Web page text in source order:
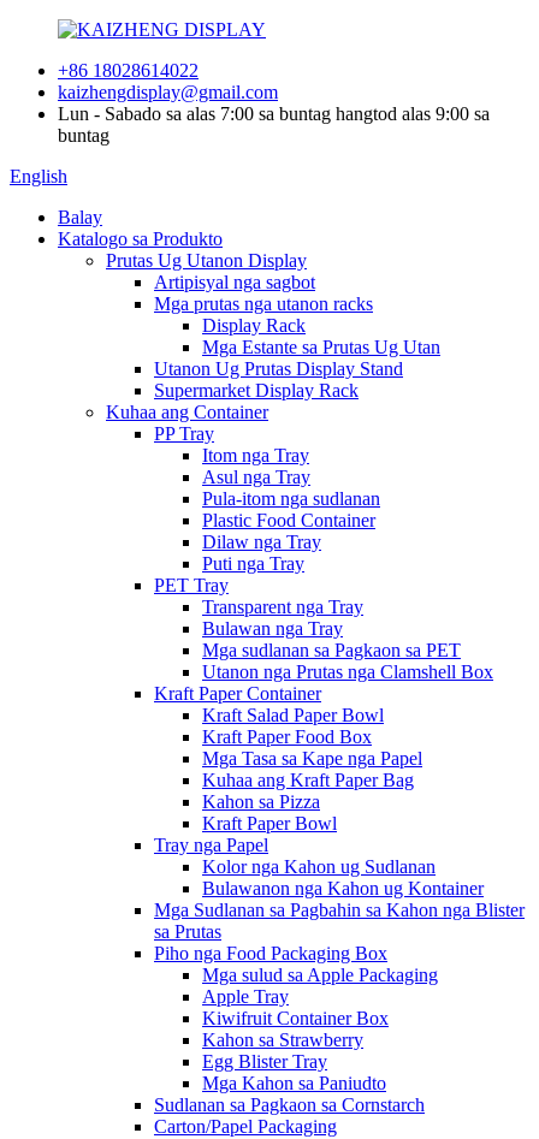
+86 18028614022
kaizhengdisplay@gmail.com
Lun - Sabado sa alas 7:00 sa buntag hangtod alas 9:00 sa
buntag
English
Balay
Katalogo sa Produkto
Prutas Ug Utanon Display
Artipisyal nga sagbot
Mga prutas nga utanon racks
Display Rack
Mga Estante sa Prutas Ug Utan
Utanon Ug Prutas Display Stand
Supermarket Display Rack
Kuhaa ang Container
PP Tray
Itom nga Tray
Asul nga Tray
Pula-itom nga sudlanan
Plastic Food Container
Dilaw nga Tray
Puti nga Tray
PET Tray
Transparent nga Tray
Bulawan nga Tray
Mga sudlanan sa Pagkaon sa PET
Utanon nga Prutas nga Clamshell Box
Kraft Paper Container
Kraft Salad Paper Bowl
Kraft Paper Food Box
Mga Tasa sa Kape nga Papel
Kuhaa ang Kraft Paper Bag
Kahon sa Pizza
Kraft Paper Bowl
Tray nga Papel
Kolor nga Kahon ug Sudlanan
Bulawanon nga Kahon ug Kontainer
Mga Sudlanan sa Pagbahin sa Kahon nga Blister
sa Prutas
Piho nga Food Packaging Box
Mga sulud sa Apple Packaging
Apple Tray
Kiwifruit Container Box
Kahon sa Strawberry
Egg Blister Tray
Mga Kahon sa Paniudto
Sudlanan sa Pagkaon sa Cornstarch
Carton/Papel Packaging